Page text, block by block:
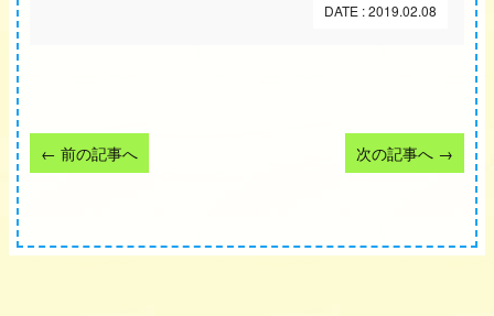
DATE : 2019.02.08
← 前の記事へ 次の記事へ →